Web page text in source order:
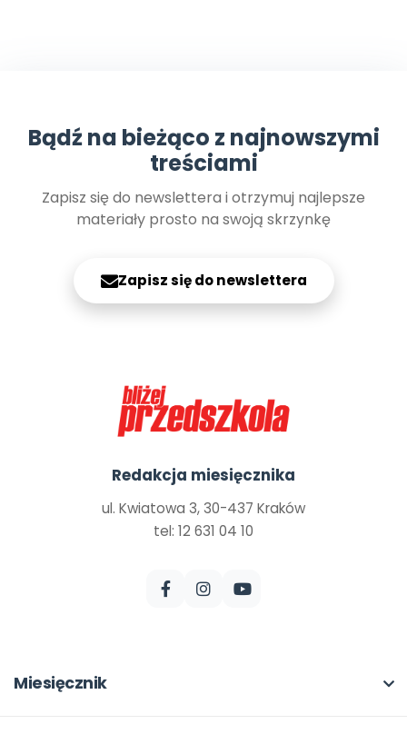
Bądź na bieżąco z najnowszymi
treściami
Zapisz się do newslettera i otrzymuj najlepsze
materiały prosto na swoją skrzynkę
Zapisz się do newslettera
Redakcja miesięcznika
ul. Kwiatowa 3, 30-437 Kraków
tel: 12 631 04 10
Miesięcznik